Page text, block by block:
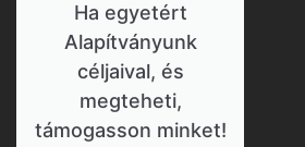
Ha egyetért
Alapítványunk
céljaival, és
megteheti,
támogasson minket!